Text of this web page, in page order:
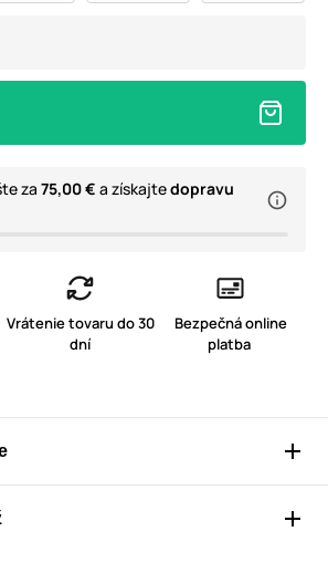
za 75,00 € a získajtedopravu
Vrátenie tovaru do 30
dní
Bezpečná online
platba